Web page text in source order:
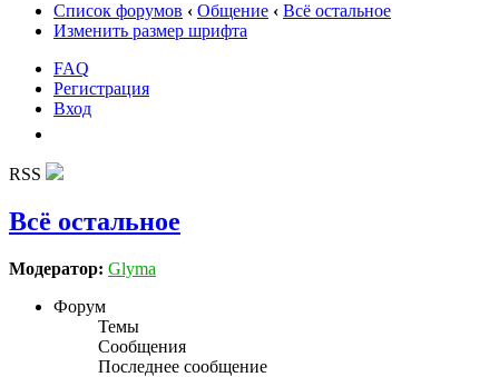
Список форумов ‹ Общение ‹ Всё остальное
Изменить размер шрифта
FAQ
Регистрация
Вход
RSS
Всё остальное
Модератор: Glyma
Форум
Темы
Сообщения
Последнее сообщение